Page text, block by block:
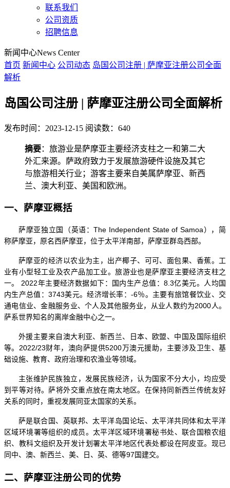
联系我们
公司资质
招聘信息
新闻中心News Center
首页 新闻中心 公司动态 岛国公司注册 | 萨摩亚注册公司全面
解析
岛国公司注册 | 萨摩亚注册公司全面解析
发布时间：2023-12-15 阅读数：640
摘要：旅游业是萨摩亚主要经济支柱之一和第二大
外汇来源。萨政府致力于发展旅游硬件设施及其它
与旅游相关行业；游客主要来自美属萨摩亚、新西
兰、澳大利亚、美国和欧洲。
一、萨摩亚概括
萨摩亚独立国（英语：The Independent State of Samoa），简
称萨摩亚，原名西萨摩亚，位于太平洋南部，萨摩亚群岛西部。
萨摩亚的经济以农业为主，出产椰子、可可、面包果、香蕉。工
业有小型轻工业及农产品加工业。旅游业也是萨摩亚主要经济支柱之
一。
2022年主要经济数据如下：国内生产总值：8.3亿美元。人均国
内生产总值：3743美元。经济增长率：-6％。主要有旅馆餐饮业、交
通电信业、金融服务业、个人及其他服务业，从业人数约为2000人。
萨系世界知名的离岸金融中心之一。
外援主要来自澳大利亚、新西兰、日本、欧盟、中国及国际组织
等。 2022/23财年，澳向萨提供5200万澳元援助，主要涉及卫生、基
础设施、教育、政府治理和农渔业等领域。
主张维护民族独立，发展民族经济，认为国家不分大小，均应受
到平等对待。萨将外交重点放在南太地区。在保持同新西兰传统友好
关系的同时，重视发展同亚太国家的关系。
萨是联合国、英联邦、太平洋岛国论坛、太平洋共同体和太平洋
区域环境署等组织的成员。太平洋区域环境署秘书处、联合国粮农组
织、教科文组织及开发计划署太平洋地区代表处都设在阿皮亚。现已
同中、澳、新西兰、美、日、英、德等97国建交。
二、萨摩亚注册公司的优势